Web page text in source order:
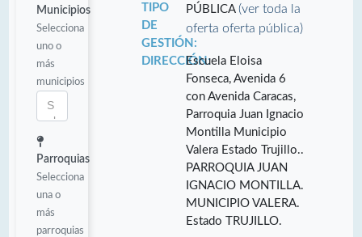
Municipios
Selecciona
uno o
más
municipios
Parroquias
Selecciona
una o
más
parroquias
TIPO
DE
GESTIÓN:
PÚBLICA(ver toda la
oferta oferta pública)
DIRECCIÓN:Escuela Eloisa
Fonseca, Avenida 6
con Avenida Caracas,
Parroquia Juan Ignacio
Montilla Municipio
Valera Estado Trujillo..
PARROQUIA JUAN
IGNACIO MONTILLA.
MUNICIPIO VALERA.
Estado TRUJILLO.